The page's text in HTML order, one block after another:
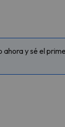
y sé el